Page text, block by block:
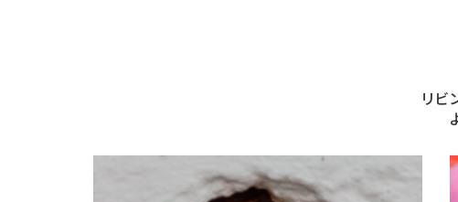
リビ